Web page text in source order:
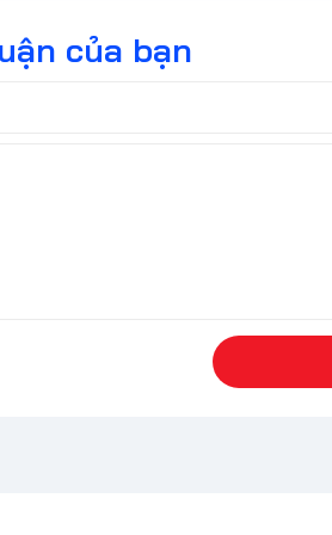
của bạn